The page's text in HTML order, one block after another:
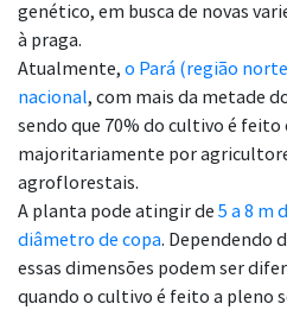
genético, em busca de novas
à praga.
Atualmente, o Pará (região
nacional, com mais da metade
sendo que 70% do cultivo é feito
majoritariamente por
agroflorestais.
A planta pode atingir de 5 a 8 m
diâmetro de copa. Dependendo
essas dimensões podem ser
quando o cultivo é feito a pleno